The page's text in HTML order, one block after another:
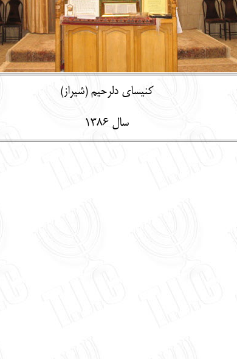
کنیسای دلرحیم (شیراز)
سال 1386